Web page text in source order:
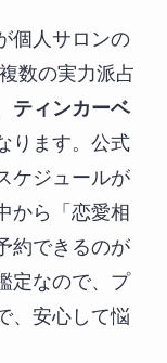
個人サロンの
数の実力派占
ティンカーベ
ります。公式
ケジュールが
から「恋愛相
約できるのが
定なので、プ
、安心して悩